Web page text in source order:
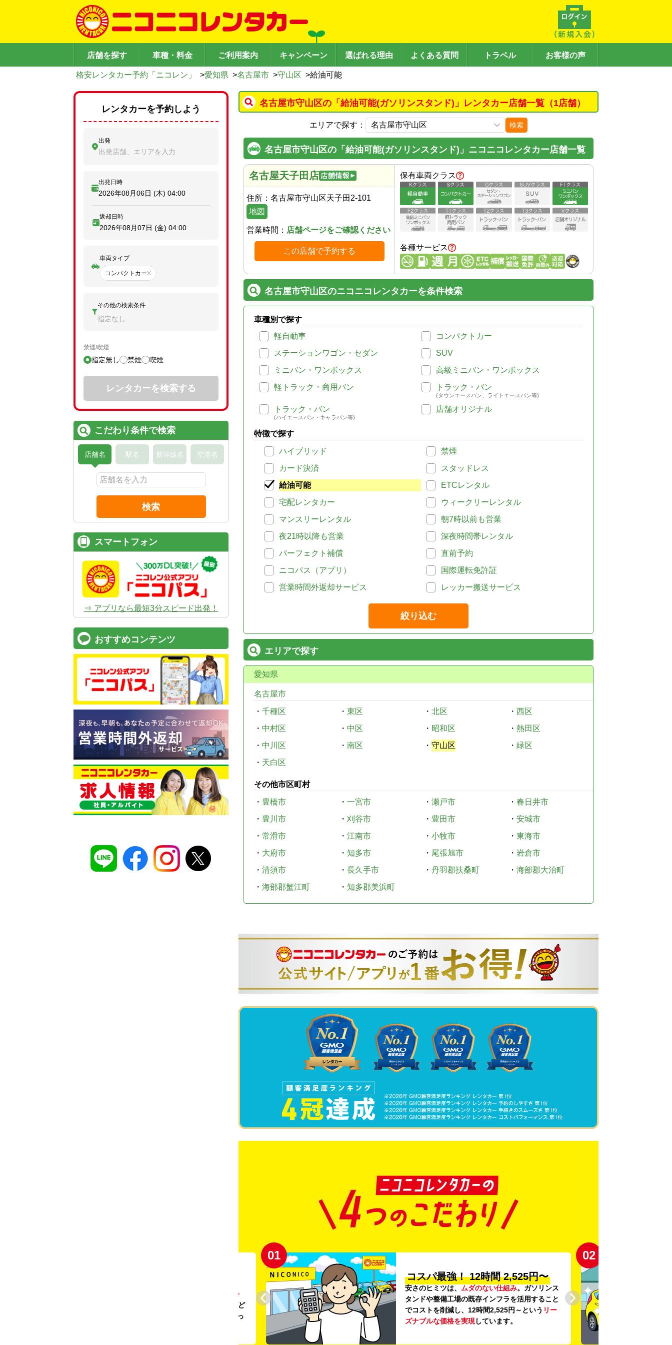
店舗を探す 車種・料金 ご利用案内 キャンペーン 選ばれる理由 よくある質問 トラベル お客様の声
格安レンタカー予約「ニコレン」 >愛知県 >名古屋市 >守山区 >給油可能
名古屋市守山区の「給油可能(ガソリンスタンド)」レンタカー店舗一覧（1店舗）
エリアで探す： 検索
名古屋市守山区の「給油可能(ガソリンスタンド)」ニコニコレンタカー店舗一覧
名古屋天子田店
住所： 名古屋市守山区天子田2-101
地図
営業時間： 店舗ページをご確認ください
この店舗で予約する
保有車両クラス
各種サービス
名古屋市守山区のニコニコレンタカーを条件検索
車種別で探す
軽自動車
コンパクトカー
ステーションワゴン・セダン
SUV
ミニバン・ワンボックス
高級ミニバン・ワンボックス
軽トラック・商用バン
トラック・バン
(タウンエースバン、ライトエースバン等)
トラック・バン
(ハイエースバン・キャラバン等)
店舗オリジナル
特徴で探す
ハイブリッド
禁煙
カード決済
スタッドレス
給油可能
ETCレンタル
宅配レンタカー
ウィークリーレンタル
マンスリーレンタル
朝7時以前も営業
夜21時以降も営業
深夜時間帯レンタル
パーフェクト補償
直前予約
ニコパス（アプリ）
国際運転免許証
営業時間外返却サービス
レッカー搬送サービス
絞り込む
エリアで探す
愛知県
名古屋市
・ 千種区 ・ 東区 ・ 北区 ・ 西区
・ 中村区 ・ 中区 ・ 昭和区 ・ 熱田区
・ 中川区 ・ 南区 ・ 守山区 ・ 緑区
・ 天白区
その他市区町村
・ 豊橋市 ・ 一宮市 ・ 瀬戸市 ・ 春日井市
・ 豊川市 ・ 刈谷市 ・ 豊田市 ・ 安城市
・ 常滑市 ・ 江南市 ・ 小牧市 ・ 東海市
・ 大府市 ・ 知多市 ・ 尾張旭市 ・ 岩倉市
・ 清須市 ・ 長久手市 ・ 丹羽郡扶桑町 ・ 海部郡大治町
・ 海部郡蟹江町 ・ 知多郡美浜町
駅チカ・
店舗で、いつでもど
こでも気軽にご利用いただける利便性にこだわっ
01
コスパ最強！ 12時間 2,525円〜
安さのヒミツは、 ムダのない仕組み。ガソリンス
タンドや整備工場の既存インフラを活用すること
でコストを削減し、12時間2,525円～という リー
ズナブルな価格を実現しています。
02
レンタカーを予約しよう
出発
出発店舗、エリアを入力
出発日時
2026年08月06日 (木) 04:00
返却日時
2026年08月07日 (金) 04:00
車両タイプ
コンパクトカー
その他の検索条件
指定なし
禁煙/喫煙
指定無し 禁煙 喫煙
レンタカーを検索する
こだわり条件で検索
店舗名 駅名 新幹線名 空港名
検索
スマートフォン
⇒ アプリなら最短3分スピード出発！
おすすめコンテンツ